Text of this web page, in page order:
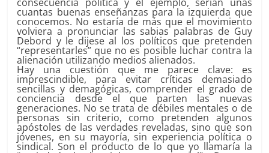
cuantas buenas enseñanzas para la izquierda que
conocemos. No estaría de más que el movimiento
volviera a pronunciar las sabias palabras de Guy
Debord y le dijese al los políticos que pretenden
“representarles” que no es posible luchar contra la
alienación utilizando medios alienados.
Hay una cuestión que me parece clave: es
imprescindible, para evitar críticas demasiado
sencillas y demagógicas, comprender el grado de
conciencia desde el que parten las nuevas
generaciones. No se trata de débiles mentales o de
personas sin criterio, como pretenden algunos
apóstoles de las verdades reveladas, sino que son
jóvenes, en su mayoría, sin experiencia política o
sindical. Son el producto de lo que yo llamaría la